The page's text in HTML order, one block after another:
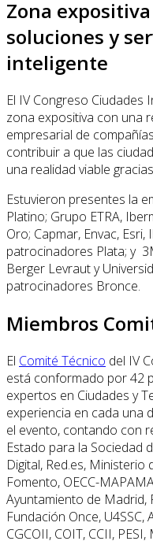
Zona
soluciones y
inteligente
El IV Congreso
zona expositiva con una
empresarial de
contribuir a que las
una realidad viable
Estuvieron presentes la
Platino; Grupo ETRA,
Oro; Capmar, Envac,
patrocinadores Plata; y
Berger Levraut y
patrocinadores Bronce.
Miembros
El Comité Técnico del IV
está conformado por 42
expertos en Ciudades y
experiencia en cada una
el evento, contando con
Estado para la Sociedad
Digital, Red.es,
Fomento, OECC-
Ayuntamiento de Madrid,
Fundación Once, U4SSC,
CGCOII, COIT, CCII,